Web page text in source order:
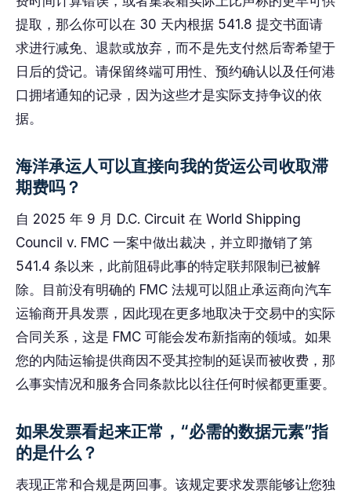
提取，那么你可以在 30 天内根据 541.8 提交书面请
求进行减免、退款或放弃，而不是先支付然后寄希望于
日后的贷记。请保留终端可用性、预约确认以及任何港
口拥堵通知的记录，因为这些才是实际支持争议的依
据。
海洋承运人可以直接向我的货运公司收取滞
期费吗？
自 2025 年 9 月 D.C. Circuit 在 World Shipping
Council v. FMC 一案中做出裁决，并立即撤销了第
541.4 条以来，此前阻碍此事的特定联邦限制已被解
除。目前没有明确的 FMC 法规可以阻止承运商向汽车
运输商开具发票，因此现在更多地取决于交易中的实际
合同关系，这是 FMC 可能会发布新指南的领域。如果
您的内陆运输提供商因不受其控制的延误而被收费，那
么事实情况和服务合同条款比以往任何时候都更重要。
如果发票看起来正常，“必需的数据元素”指
的是什么？
表现正常和合规是两回事。该规定要求发票能够让您独